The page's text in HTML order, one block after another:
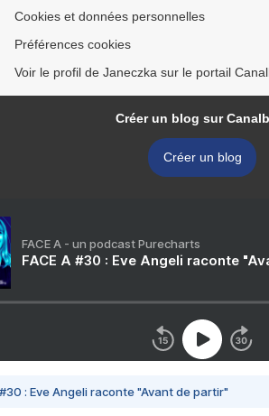
Cookies et données personnelles
Préférences cookies
Voir le profil de Janeczka sur le portail
Créer un blog sur
Créer un blog
FACE A - un podcast Purecharts
FACE A #30 : Eve Angeli raconte
#30 : Eve Angeli raconte "Avant de partir"